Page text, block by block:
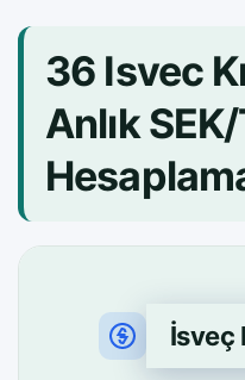
36 Isvec
Anlık
İsveç